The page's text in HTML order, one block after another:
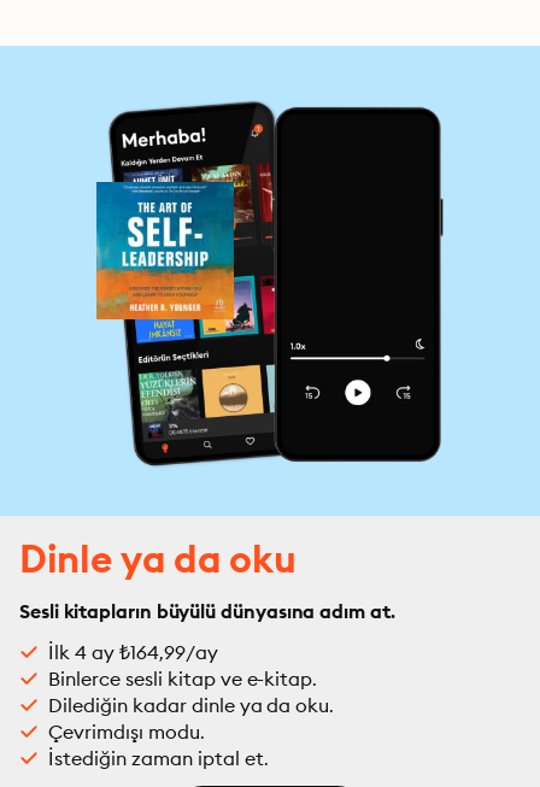
Dinle ya da oku
Sesli kitapların büyülü dünyasına adım at.
İlk 4 ay ₺164,99/ay
Binlerce sesli kitap ve e-kitap.
Dilediğin kadar dinle ya da oku.
Çevrimdışı modu.
İstediğin zaman iptal et.